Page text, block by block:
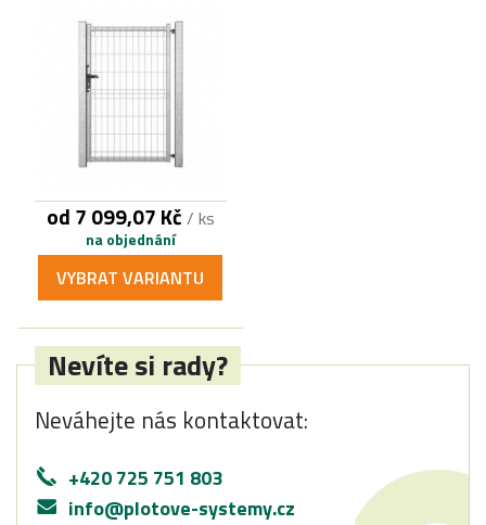
od 7 099,07 Kč / ks
na objednání
VYBRAT VARIANTU
Nevíte si rady?
Neváhejte nás kontaktovat:
+420 725 751 803
info@plotove-systemy.cz